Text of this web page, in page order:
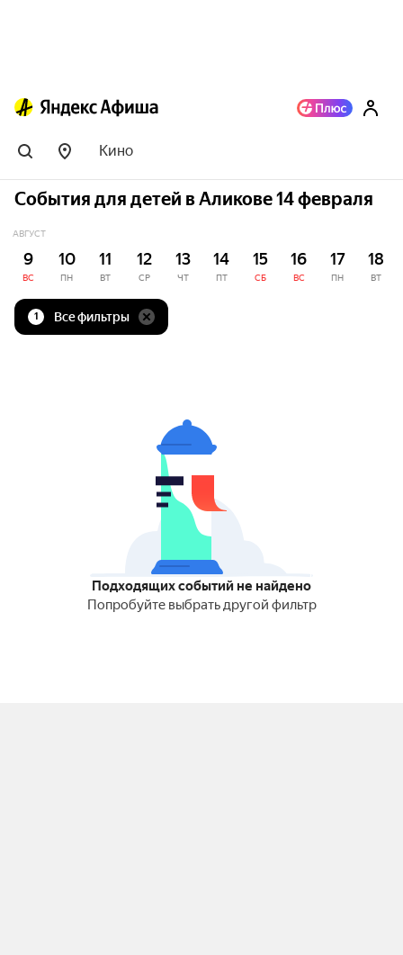
Кино
События для детей в Аликове 14 февраля
АВГУСТ
9
ВС
10
ПН
11
ВТ
12
СР
13
ЧТ
14
ПТ
15
СБ
16
ВС
17
ПН
18
ВТ
1 Все фильтры
Подходящих событий не найдено
Попробуйте выбрать другой фильтр